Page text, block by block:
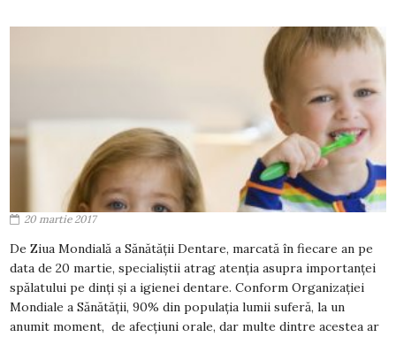
20 martie 2017
De Ziua Mondială a Sănătății Dentare, marcată în fiecare an pe
data de 20 martie, specialiștii atrag atenția asupra importanței
spălatului pe dinți și a igienei dentare. Conform Organizaţiei
Mondiale a Sănătăţii, 90% din populaţia lumii suferă, la un
anumit moment, de afecţiuni orale, dar multe dintre acestea ar